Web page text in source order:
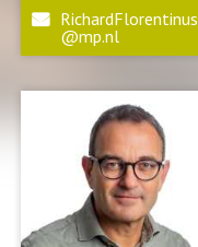
RichardFlorentinus
@mp.nl